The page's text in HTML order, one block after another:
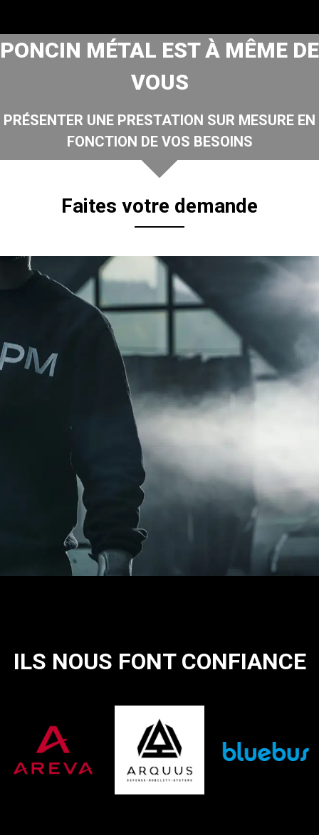
PONCIN MÉTAL EST À MÊME DE
VOUS
PRÉSENTER UNE PRESTATION SUR MESURE EN
FONCTION DE VOS BESOINS
Faites votre demande
ILS NOUS FONT CONFIANCE